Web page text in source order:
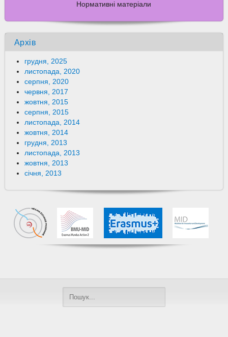
Нормативні матеріали
Архів
грудня, 2025
листопада, 2020
серпня, 2020
червня, 2017
жовтня, 2015
серпня, 2015
листопада, 2014
жовтня, 2014
грудня, 2013
листопада, 2013
жовтня, 2013
січня, 2013